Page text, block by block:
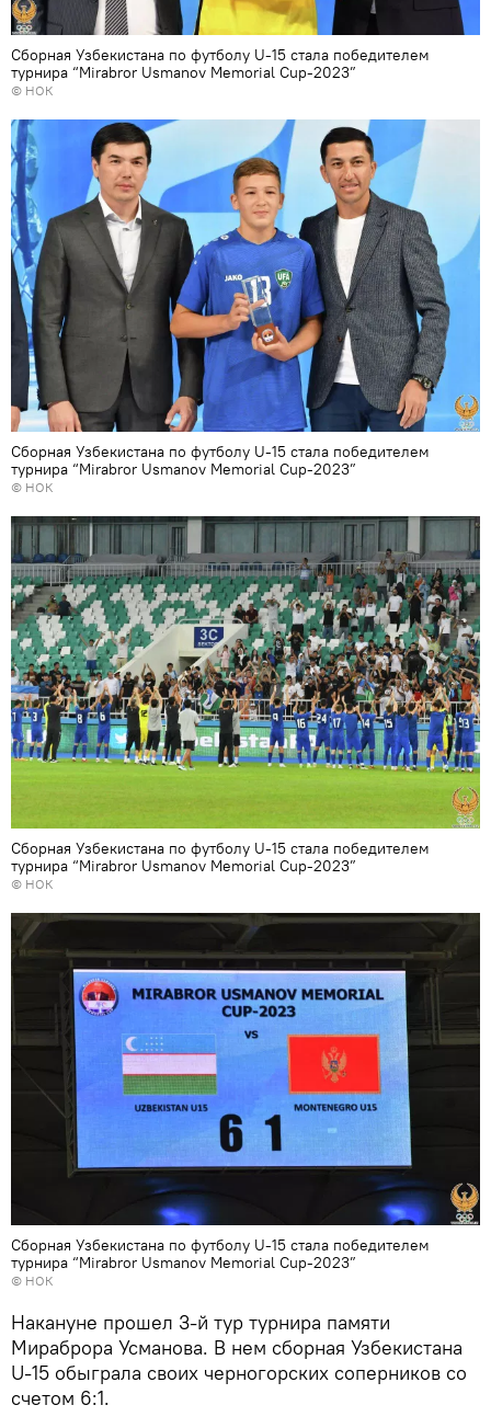
Сборная Узбекистана по футболу U-15 стала победителем
турнира “Мirabror Usmanov Memorial Cup-2023”
© НОК
Сборная Узбекистана по футболу U-15 стала победителем
турнира “Мirabror Usmanov Memorial Cup-2023”
© НОК
Сборная Узбекистана по футболу U-15 стала победителем
турнира “Мirabror Usmanov Memorial Cup-2023”
© НОК
Сборная Узбекистана по футболу U-15 стала победителем
турнира “Мirabror Usmanov Memorial Cup-2023”
© НОК
Накануне прошел 3-й тур турнира памяти
Мираброра Усманова. В нем сборная Узбекистана
U-15 обыграла своих черногорских соперников со
счетом 6:1.